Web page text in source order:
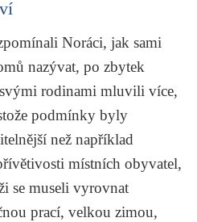
Noráci, jak sami
nazývat, po zbytek
rodinami mluvili více,
podmínky byly
než například
místních obyvatel,
se museli vyrovnat
prací, velkou zimou,